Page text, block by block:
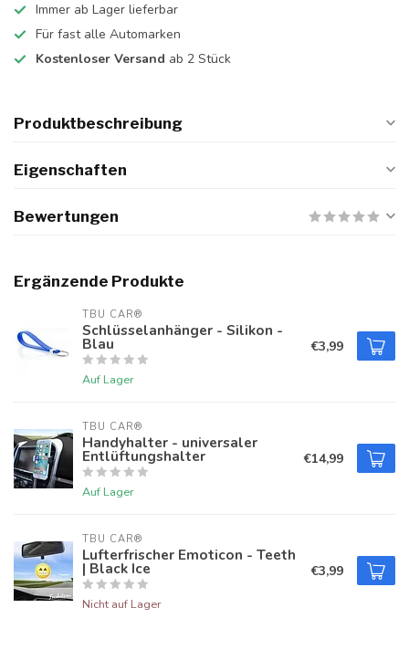
Immer ab Lager lieferbar
Für fast alle Automarken
Kostenloser Versand ab 2 Stück
Produktbeschreibung
Eigenschaften
Bewertungen
Ergänzende Produkte
TBU CAR®
Schlüsselanhänger - Silikon -
Blau
Auf Lager
€3,99
TBU CAR®
Handyhalter - universaler
Entlüftungshalter
Auf Lager
€14,99
TBU CAR®
Lufterfrischer Emoticon - Teeth
| Black Ice
Nicht auf Lager
€3,99